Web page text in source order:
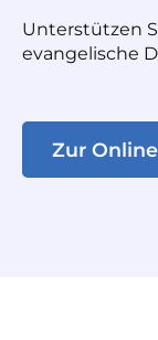
Unterstützen
evangelische
Zur